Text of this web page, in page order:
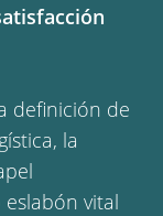
definición de
la
vital